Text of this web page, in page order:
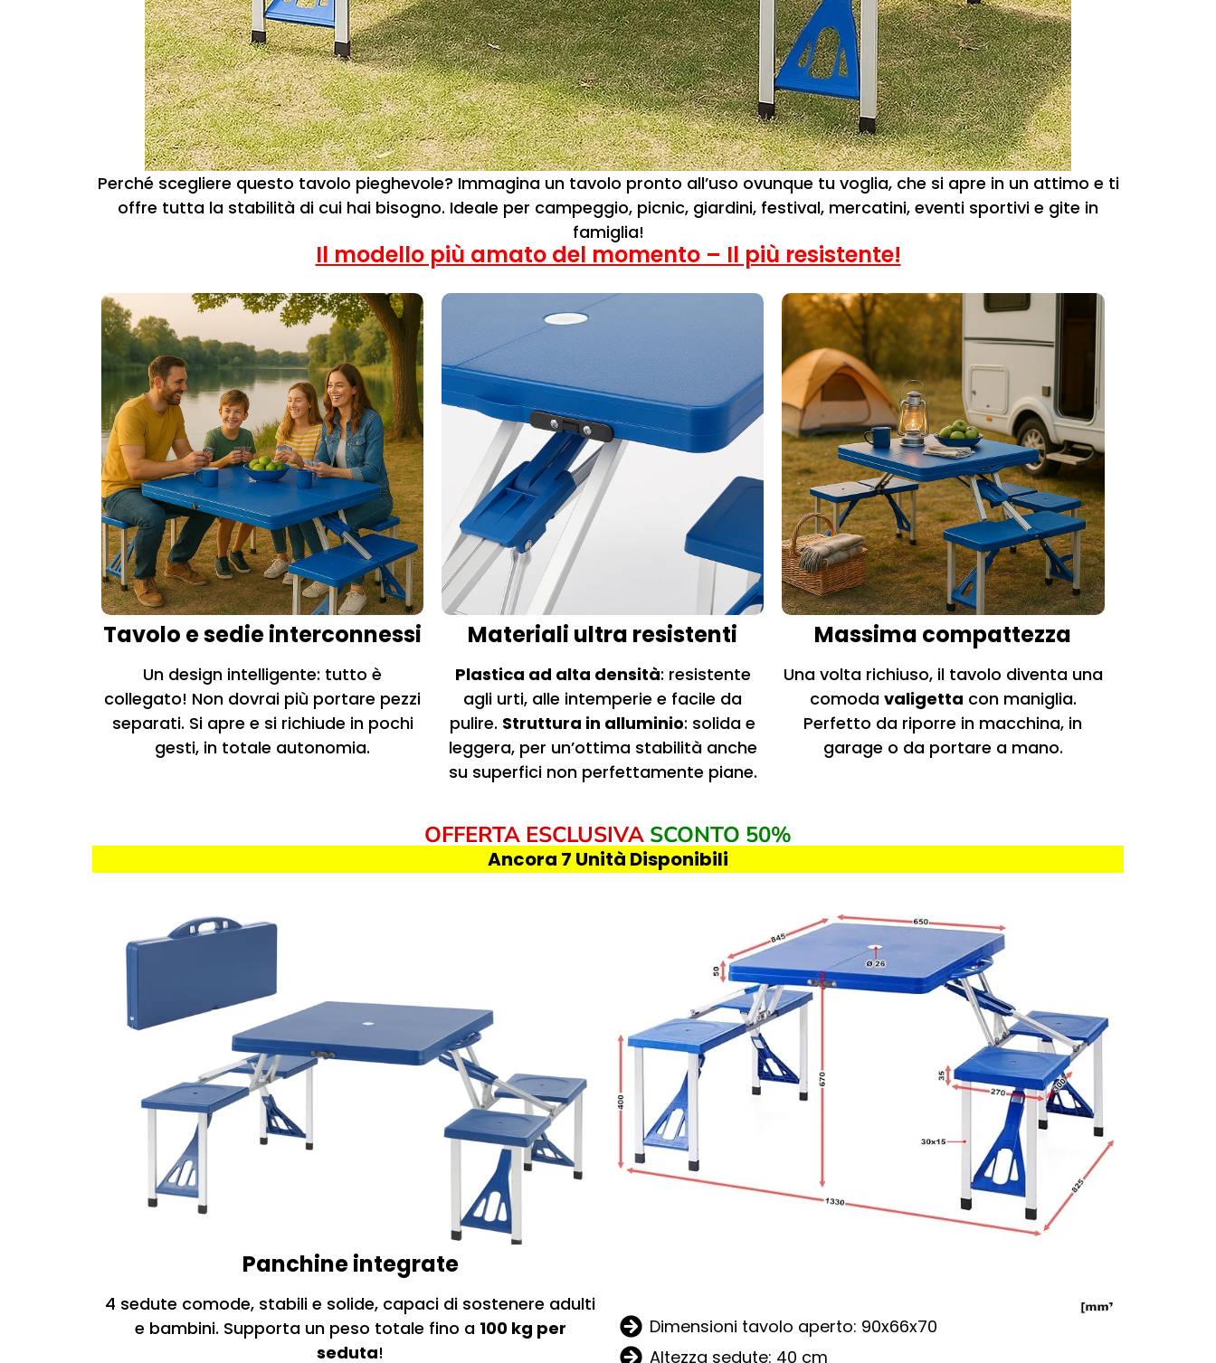
Perché scegliere questo tavolo pieghevole? Immagina un tavolo pronto all’uso ovunque tu voglia, che si apre in un attimo e ti
offre tutta la stabilità di cui hai bisogno. Ideale per campeggio, picnic, giardini, festival, mercatini, eventi sportivi e gite in
famiglia!
Il modello più amato del momento – Il più resistente!
Tavolo e sedie interconnessi
Un design intelligente: tutto è
collegato! Non dovrai più portare pezzi
separati. Si apre e si richiude in pochi
gesti, in totale autonomia.
Materiali ultra resistenti
Plastica ad alta densità: resistente
agli urti, alle intemperie e facile da
pulire. Struttura in alluminio: solida e
leggera, per un’ottima stabilità anche
su superfici non perfettamente piane.
Massima compattezza
Una volta richiuso, il tavolo diventa una
comoda valigetta con maniglia.
Perfetto da riporre in macchina, in
garage o da portare a mano.
OFFERTA ESCLUSIVA SCONTO 50%
Ancora 7 Unità Disponibili
Panchine integrate
4 sedute comode, stabili e solide, capaci di sostenere adulti
e bambini. Supporta un peso totale fino a 100 kg per
seduta!
Dimensioni tavolo aperto: 90x66x70
Altezza sedute: 40 cm